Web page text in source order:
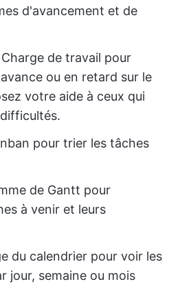
d'avancement et de
de travail pour
ou en retard sur le
votre aide à ceux qui
pour trier les tâches
de Gantt pour
à venir et leurs
du calendrier pour voir les
jour, semaine ou mois